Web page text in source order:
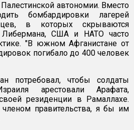
Палестинской автономии. Вместо
бомбардировки лагерей
в которых скрываются
США и НАТО часто
"В южном Афганистане от
погибало до 400 человек
потребовал, чтобы солдаты
арестовали Арафата,
резиденции в Рамаллахе.
правительства, я бы им